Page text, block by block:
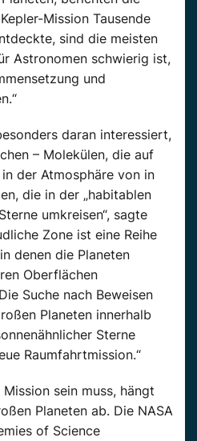
Mission Tausende
sind die meisten
Astronomen schwierig ist,
und
daran interessiert,
– Molekülen, die auf
der Atmosphäre von in
die in der „habitablen
umkreisen“, sagte
Zone ist eine Reihe
denen die Planeten
Oberflächen
Suche nach Beweisen
Planeten innerhalb
Sterne
Raumfahrtmission.“
sein muss, hängt
Planeten ab. Die NASA
of Science